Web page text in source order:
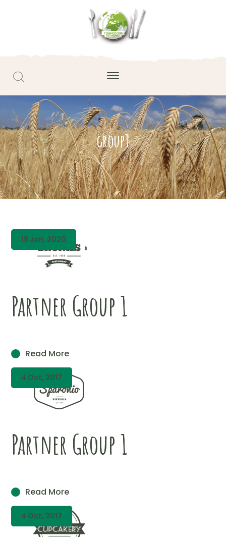
group1
18 Jan, 2020
Partner Group 1
Read More
4 Oct, 2017
Partner Group 1
Read More
4 Oct, 2017